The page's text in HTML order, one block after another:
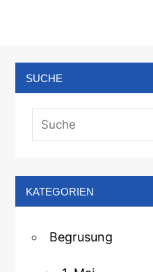
SUCHE
KATEGORIEN
Begrusung